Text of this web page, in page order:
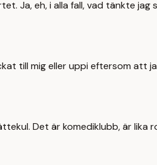
Ja, eh, i alla fall, vad tänkte
till mig eller uppi eftersom att
Det är komediklubb, är